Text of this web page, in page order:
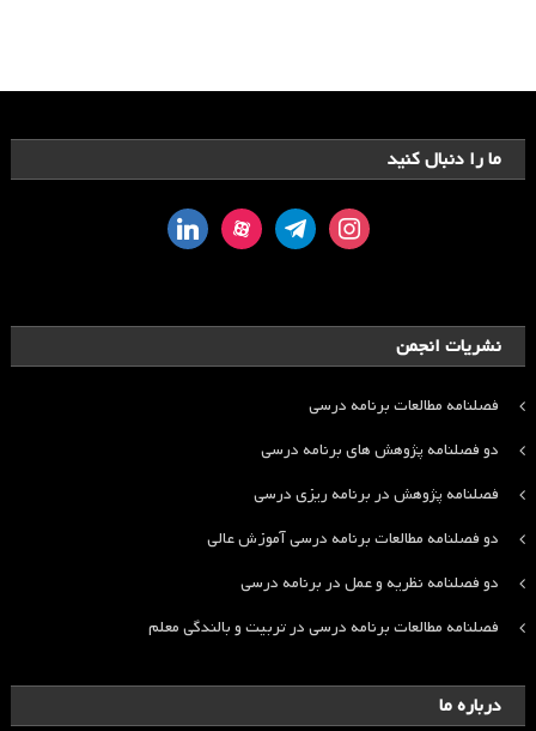
ما را دنبال کنید
instagram
telegram
aparat
linkedin
نشریات انجمن
فصلنامه مطالعات برنامه درسی
دو فصلنامه پژوهش های برنامه درسی
فصلنامه پژوهش در برنامه ریزی درسی
دو فصلنامه مطالعات برنامه درسی آموزش عالی
دو فصلنامه نظریه و عمل در برنامه درسی
فصلنامه مطالعات برنامه درسی در تربیت و بالندگی معلم
درباره ما